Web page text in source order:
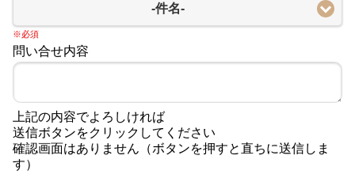
-件名-
※必須
問い合せ内容
上記の内容でよろしければ
送信ボタンをクリックしてください
確認画面はありません（ボタンを押すと直ちに送信しま
す）